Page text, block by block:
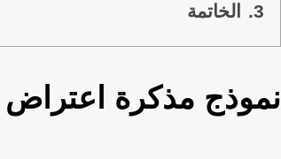
3.
الخاتمة
نموذج مذكرة اعتراض